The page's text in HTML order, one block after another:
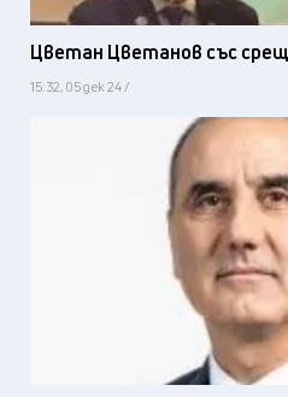
Цветан Цветанов със
15:32, 05 дек 24 /